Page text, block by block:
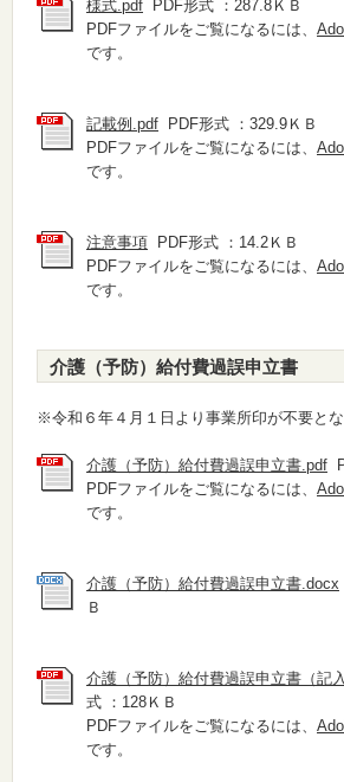
様式.pdf PDF形式 ：287.8ＫＢ
PDFファイルをご覧になるには、
です。
記載例.pdf PDF形式 ：329.9ＫＢ
PDFファイルをご覧になるには、
です。
注意事項 PDF形式 ：14.2ＫＢ
PDFファイルをご覧になるには、
です。
介護（予防）給付費過誤申立書
※令和６年４月１日より事業所印が不要とな
介護（予防）給付費過誤申立書.pdf
PDFファイルをご覧になるには、
です。
介護（予防）給付費過誤申立書.docx
Ｂ
介護（予防）給付費過誤申立書（記
式 ：128ＫＢ
PDFファイルをご覧になるには、
です。